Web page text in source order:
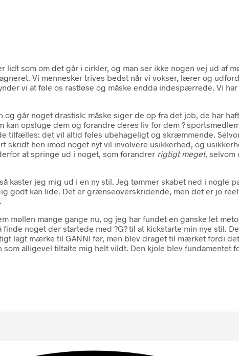
lidt som om det går i cirkler, og man ser ikke nogen vej ud af
Vi mennesker trives bedst når vi vokser, lærer og
vi at føle os rastløse og måske endda indespærrede. Vi
går noget drastisk: måske siger de op fra det job, de har
opsluge dem og forandre deres liv for dem ?
tilfælles: det vil altid føles ubehageligt og skræmmende.
skridt hen imod noget nyt vil involvere usikkerhed, og
at springe ud i noget, som forandrer rigtigt meget, selvom
kaster jeg mig ud i en ny stil. Jeg tømmer skabet ned i nogle
godt kan lide. Det er grænseoverskridende, men det er jo
møllen mange gange nu, og jeg har fundet en ganske let
noget der startede med ?G? til at kickstarte min nye stil.
lagt mærke til GANNI før, men blev draget til mærket fordi
alligevel tiltalte mig helt vildt. Den kjole blev fundamentet